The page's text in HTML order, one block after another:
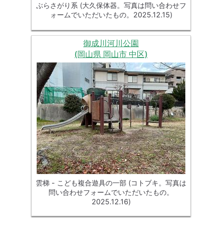
ぶらさがり系 (大久保体器。写真は問い合わせフ
ォームでいただいたもの。2025.12.15)
御成川河川公園
(岡山県 岡山市 中区)
雲梯 - こども複合遊具の一部 (コトブキ。写真は
問い合わせフォームでいただいたもの。
2025.12.16)